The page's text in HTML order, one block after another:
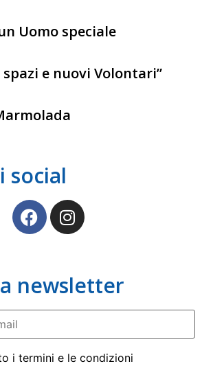
Uomo speciale
spazi e nuovi Volontari”
social
newsletter
i termini e le condizioni